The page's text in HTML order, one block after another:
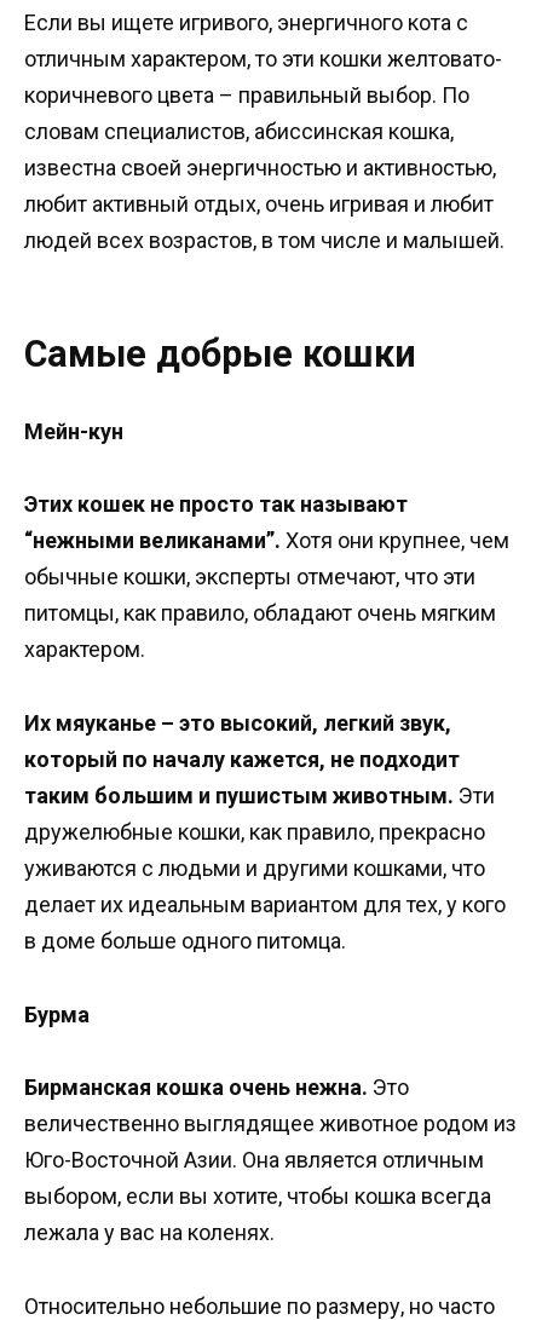
Если вы ищете игривого, энергичного кота с
отличным характером, то эти кошки желтовато-
коричневого цвета – правильный выбор. По
словам специалистов, абиссинская кошка,
известна своей энергичностью и активностью,
любит активный отдых, очень игривая и любит
людей всех возрастов, в том числе и малышей.
Самые добрые кошки
Мейн-кун
Этих кошек не просто так называют
“нежными великанами”. Хотя они крупнее, чем
обычные кошки, эксперты отмечают, что эти
питомцы, как правило, обладают очень мягким
характером.
Их мяуканье – это высокий, легкий звук,
который по началу кажется, не подходит
таким большим и пушистым животным. Эти
дружелюбные кошки, как правило, прекрасно
уживаются с людьми и другими кошками, что
делает их идеальным вариантом для тех, у кого
в доме больше одного питомца.
Бурма
Бирманская кошка очень нежна. Это
величественно выглядящее животное родом из
Юго-Восточной Азии. Она является отличным
выбором, если вы хотите, чтобы кошка всегда
лежала у вас на коленях.
Относительно небольшие по размеру, но часто